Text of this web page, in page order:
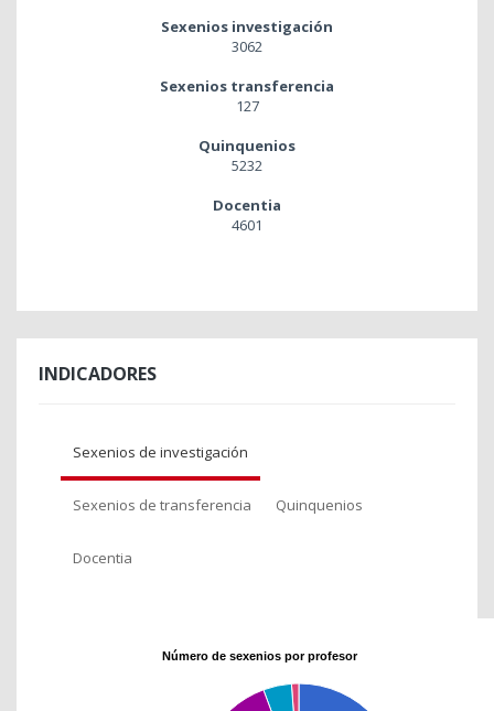
Sexenios investigación
3062
Sexenios transferencia
127
Quinquenios
5232
Docentia
4601
INDICADORES
Sexenios de investigación
Sexenios de transferencia Quinquenios
Docentia
Número de sexenios por profesor